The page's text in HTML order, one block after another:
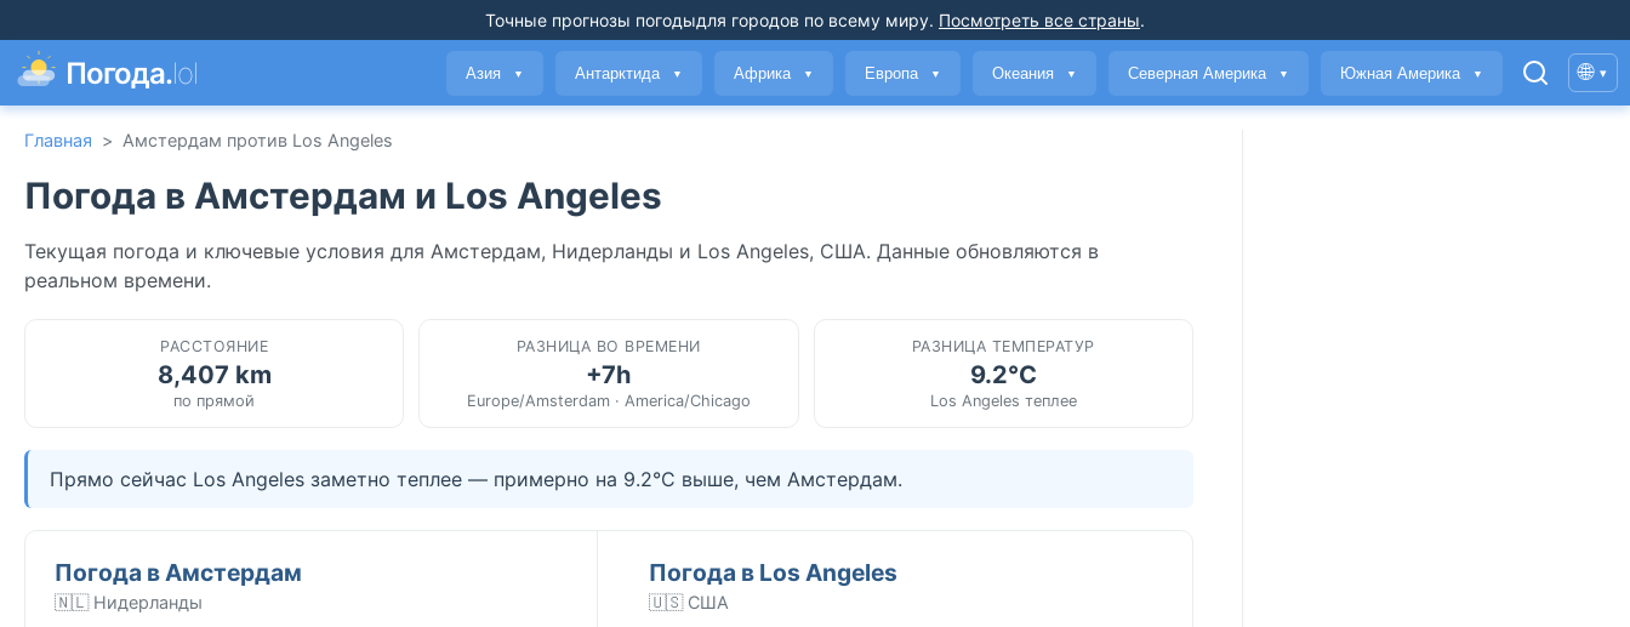
Точные прогнозы погодыдля городов по всему миру. Посмотреть все страны.
Погода.lol Азия ▼ Антарктида ▼ Африка ▼ Европа ▼ Океания ▼ Северная Америка ▼ Южная Америка ▼ 🌐 ▾
Главная > Амстердам против Los Angeles
Погода в Амстердам и Los Angeles
Текущая погода и ключевые условия для Амстердам, Нидерланды и Los Angeles, США. Данные обновляются в
реальном времени.
РАССТОЯНИЕ
8,407 km
по прямой
РАЗНИЦА ВО ВРЕМЕНИ
+7h
Europe/Amsterdam · America/Chicago
РАЗНИЦА ТЕМПЕРАТУР
9.2°C
Los Angeles теплее
Прямо сейчас Los Angeles заметно теплее — примерно на 9.2°C выше, чем Амстердам.
Погода в Амстердам
🇳🇱 Нидерланды
Погода в Los Angeles
🇺🇸 США